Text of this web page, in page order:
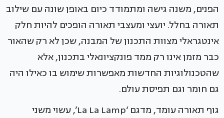
הפנים, משנה גישה ומתמודד כיום באופן שונה עם שילוב
תאורה בחלל. יועצי ומעצבי תאורה הופכים להיות חלק
אינטגראלי מצוות התכנון של המבנה, שכן לא רק שהאור
כבר מזמן אינו רק ממד פונקציונאלי בתכנון, אלא
שהטכנולוגיות החדשות מאפשרות שימוש בו כאילו היה
גם חומר וגם תפיסת עולם.
גוף תאורה עומד, מדגם ‘La La Lamp’, עשוי משני